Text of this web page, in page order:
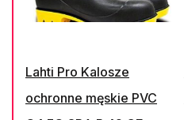
Lahti Pro Kalosze
ochronne męskie PVC